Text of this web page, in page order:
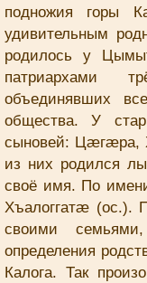
подножия горы
удивительным
родилось у
патриархами
объединявших
общества. У
сыновей: Цæгæра,
из них родился
своё имя. По
Хъалоггатæ (ос.).
своими
определения
Калога. Так